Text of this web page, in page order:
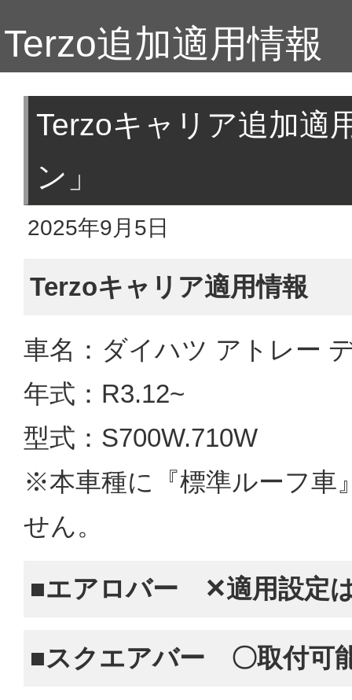
Terzo追加適用情報
Terzoキャリア追加適
ン」
2025年9月5日
Terzoキャリア適用情報
車名：ダイハツ アトレー
年式：R3.12~
型式：S700W.710W
※本車種に『標準ルーフ車
せん。
■エアロバー ✕適用設定
■スクエアバー 〇取付可